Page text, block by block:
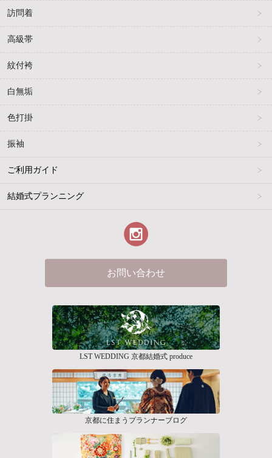
訪問着
高級帯
紋付袴
白無垢
色打掛
振袖
ご利用ガイド
結婚式プランニング
お問い合わせ
LST WEDDING 京都結婚式 produce
京都に住まうプランナーブログ